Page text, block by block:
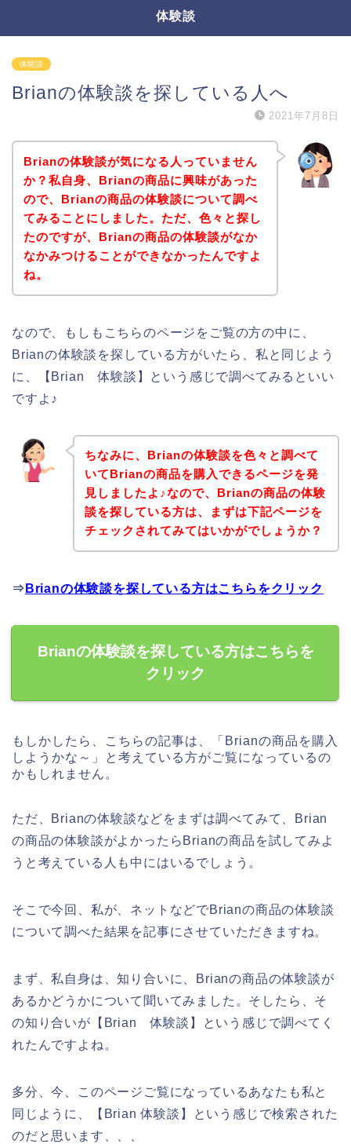
体験談
体験談
Brianの体験談を探している人へ
2021年7月8日
Brianの体験談が気になる人っていません
か？私自身、Brianの商品に興味があった
ので、Brianの商品の体験談について調べ
てみることにしました。ただ、色々と探し
たのですが、Brianの商品の体験談がなか
なかみつけることができなかったんですよ
ね。
なので、もしもこちらのページをご覧の方の中に、
Brianの体験談を探している方がいたら、私と同じよう
に、【Brian 体験談】という感じで調べてみるといい
ですよ♪
ちなみに、Brianの体験談を色々と調べて
いてBrianの商品を購入できるページを発
見しましたよ♪なので、Brianの商品の体験
談を探している方は、まずは下記ページを
チェックされてみてはいかがでしょうか？
⇒ Brianの体験談を探している方はこちらをクリック
Brianの体験談を探している方はこちらを
クリック
もしかしたら、こちらの記事は、「Brianの商品を購入
しようかな～」と考えている方がご覧になっているの
かもしれません。
ただ、Brianの体験談などをまずは調べてみて、Brian
の商品の体験談がよかったらBrianの商品を試してみよ
うと考えている人も中にはいるでしょう。
そこで今回、私が、ネットなどでBrianの商品の体験談
について調べた結果を記事にさせていただきますね。
まず、私自身は、知り合いに、Brianの商品の体験談が
あるかどうかについて聞いてみました。そしたら、そ
の知り合いが【Brian 体験談】という感じで調べてく
れたんですよね。
多分、今、このページご覧になっているあなたも私と
同じように、【Brian 体験談】という感じで検索された
のだと思います、、、